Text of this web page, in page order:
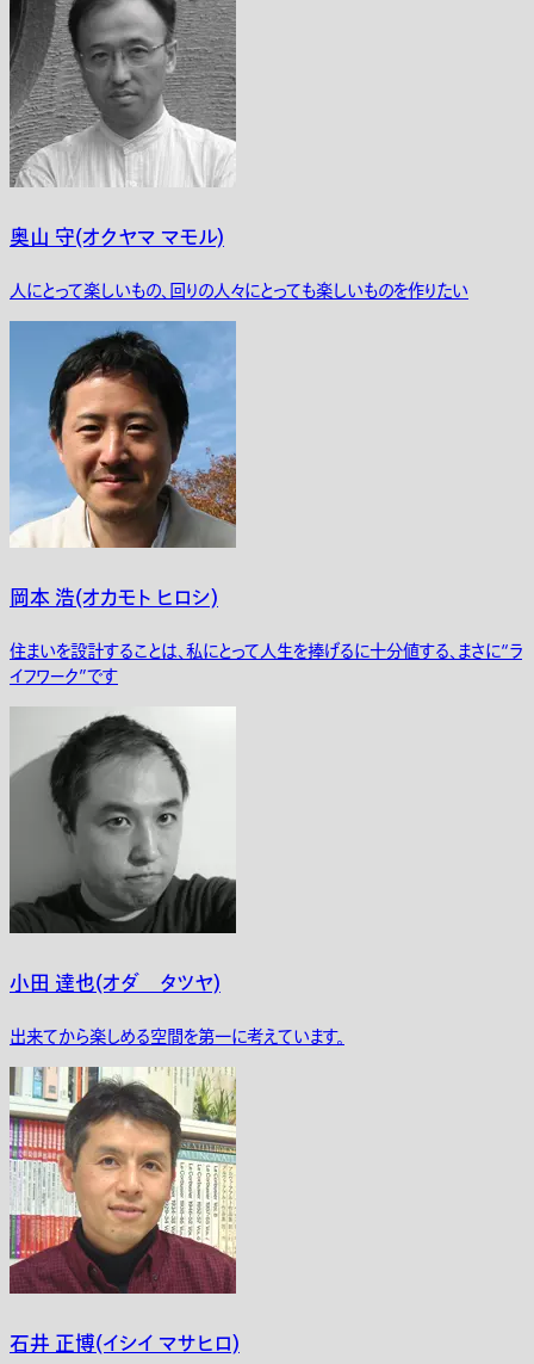
奥山 守(オクヤマ マモル)
人にとって楽しいもの、回りの人々にとっても楽しいものを作りたい
岡本 浩(オカモト ヒロシ)
住まいを設計することは、私にとって人生を捧げるに十分値する、まさに“ラ
イフワーク”です
小田 達也(オダ タツヤ)
出来てから楽しめる空間を第一に考えています。
石井 正博(イシイ マサヒロ)